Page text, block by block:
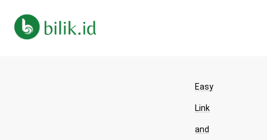
Easy
Link
and